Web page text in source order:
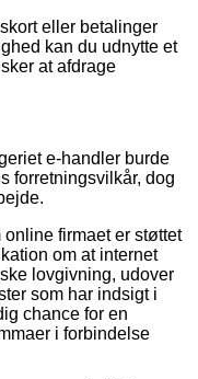
eller betalinger
kan du udnytte et
at afdrage
e-handler burde
forretningsvilkår, dog
firmaet er støttet
om at internet
lovgivning, udover
som har indsigt i
chance for en
i forbindelse